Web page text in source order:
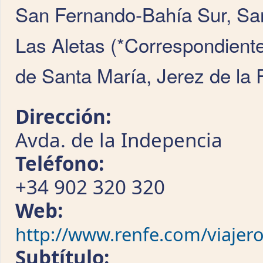
San Fernando-Bahía Sur,
Las Aletas
de Santa María, Jerez de la
Dirección:
Avda. de la Indepencia
Teléfono:
+34 902 320 320
Web:
http://www.renfe.com/
Subtítulo: